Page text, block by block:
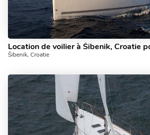
Šibenik, Croatie